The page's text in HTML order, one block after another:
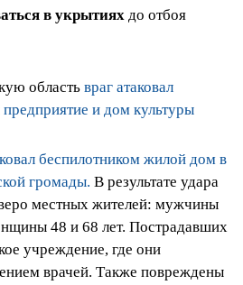
в укрытиях до отбоя
область враг атаковал
и дом культуры
беспилотником жилой дом в
громады. В результате удара
местных жителей: мужчины
48 и 68 лет. Пострадавших
учреждение, где они
врачей. Также повреждены